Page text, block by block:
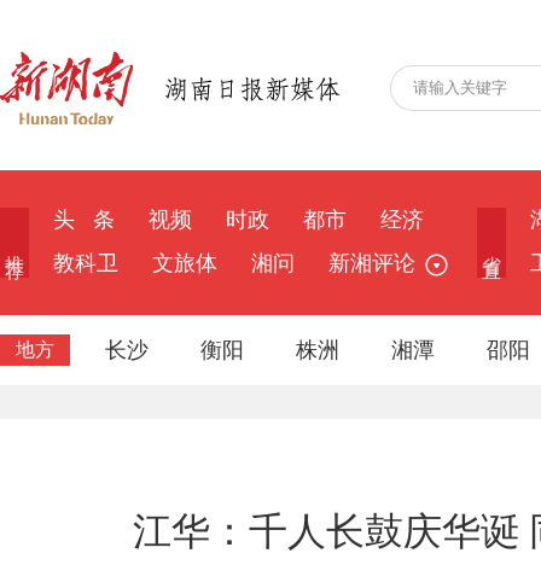
头 条 视频 时政 都市
经济
教科卫
文旅体 湘问 新湘评论
地方 长沙 衡阳 株洲 湘潭 邵阳
江华：千人长鼓庆华诞